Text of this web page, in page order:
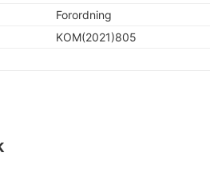
Forordning
KOM(2021)805